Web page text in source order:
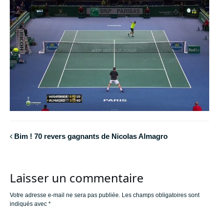
Bim ! 70 revers gagnants de Nicolas Almagro
Laisser un commentaire
Votre adresse e-mail ne sera pas publiée. Les champs obligatoires sont
indiqués avec *